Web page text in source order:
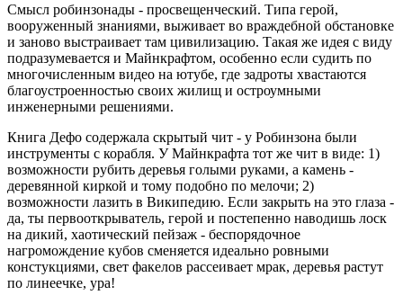
Смысл робинзонады - просвещенческий. Типа герой,
вооруженный знаниями, выживает во враждебной обстановке
и заново выстраивает там цивилизацию. Такая же идея с виду
подразумевается и Майнкрафтом, особенно если судить по
многочисленным видео на ютубе, где задроты хвастаются
благоустроенностью своих жилищ и остроумными
инженерными решениями.
Книга Дефо содержала скрытый чит - у Робинзона были
инструменты с корабля. У Майнкрафта тот же чит в виде: 1)
возможности рубить деревья голыми руками, а камень -
деревянной киркой и тому подобно по мелочи; 2)
возможности лазить в Википедию. Если закрыть на это глаза -
да, ты первооткрыватель, герой и постепенно наводишь лоск
на дикий, хаотический пейзаж - беспорядочное
нагромождение кубов сменяется идеально ровными
констукциями, свет факелов рассеивает мрак, деревья растут
по линеечке, ура!